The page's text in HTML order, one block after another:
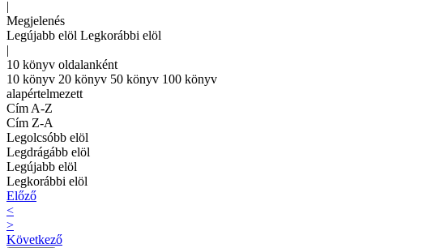
|
Megjelenés
Legújabb elöl Legkorábbi elöl
|
10 könyv oldalanként
10 könyv 20 könyv 50 könyv 100 könyv
alapértelmezett
Cím A-Z
Cím Z-A
Legolcsóbb elöl
Legdrágább elöl
Legújabb elöl
Legkorábbi elöl
Előző
<
>
Következő